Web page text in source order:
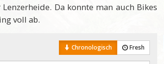
Da konnte man auch Bikes
voll ab.
Chronologisch Fresh